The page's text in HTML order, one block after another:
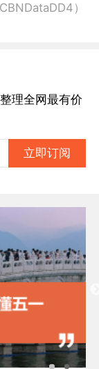
）
理全网最有价
立即订阅